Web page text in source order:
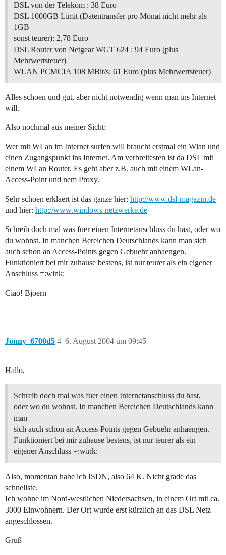
DSL von der Telekom : 38 Euro
DSL 1000GB Limit (Datentransfer pro Monat nicht mehr als
1GB
sonst teurer): 2,78 Euro
DSL Router von Netgear WGT 624 : 94 Euro (plus
Mehrwertsteuer)
WLAN PCMCIA 108 MBit/s: 61 Euro (plus Mehrwertsteuer)
Alles schoen und gut, aber nicht notwendig wenn man ins Internet
will.
Also nochmal aus meiner Sicht:
Wer mit WLan im Internet surfen will braucht erstmal ein Wlan und
einen Zugangspunkt ins Internet. Am verbreitesten ist da DSL mit
einem WLan Router. Es geht aber z.B. auch mit einem WLan-
Access-Point und nem Proxy.
Sehr schoen erklaert ist das ganze hier: http://www.dsl-magazin.de
und hier: http://www.windows-netzwerke.de
Schreib doch mal was fuer einen Internetanschluss du hast, oder wo
du wohnst. In manchen Bereichen Deutschlands kann man sich
auch schon an Access-Points gegen Gebuehr anhaengen.
Funktioniert bei mir zuhause bestens, ist nur teurer als ein eigener
Anschluss =:wink:
Ciao! Bjoern
Jonny_6700d5 6. August 2004 um 09:45
4
Hallo,
Schreib doch mal was fuer einen Internetanschluss du hast,
oder wo du wohnst. In manchen Bereichen Deutschlands kann
man
sich auch schon an Access-Points gegen Gebuehr anhaengen.
Funktioniert bei mir zuhause bestens, ist nur teurer als ein
eigener Anschluss =:wink:
Also, momentan habe ich ISDN, also 64 K. Nicht grade das
schnellste.
Ich wohne im Nord-westlichen Niedersachsen, in einem Ort mit ca.
3000 Einwohnern. Der Ort wurde erst kürzlich an das DSL Netz
angeschlossen.
Gruß